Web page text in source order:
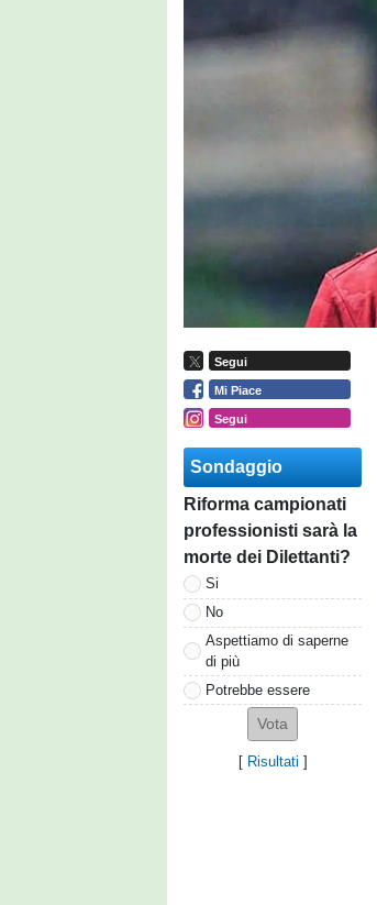
Segui
Mi Piace
Segui
Sondaggio
Riforma campionati
professionisti sarà la
morte dei Dilettanti?
Si
No
Aspettiamo di saperne
di più
Potrebbe essere
[ Risultati ]